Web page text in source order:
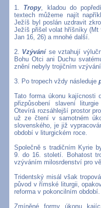
1. Tropy, kladou do
textech můžeme najít
Ježíš byl poslán uzdravit
Ježíš přišel volat hříšníky (Mt
Jan 16, 26) a mnohé další.
2. Vzýváníse vztahují
Bohu Otci ani Duchu
znění nebyly trojičním
3. Po tropech vždy následuje
Tato forma úkonu kajícnosti
přizpůsobení slavení
Otevírá rozsáhlejší prostor
už ze čtení v samotném
slovenského, je již
období v liturgickém roce.
Společně s tradičním Kyrie
9. do 16. století. Bohatost
vzýváním milosrdenství pro
Tridentský misál však
původ v římské liturgii,
reforma v pokoncilním období.
Zmíněné formy úkonu